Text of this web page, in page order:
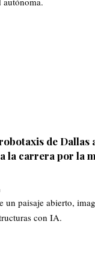
de Dallas
la carrera por la